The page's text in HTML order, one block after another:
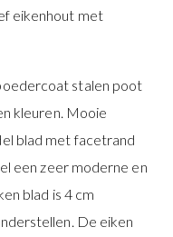
eikenhout met
stalen poot
kleuren. Mooie
blad met facetrand
een zeer moderne en
blad is 4 cm
De eiken